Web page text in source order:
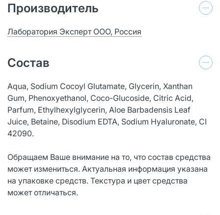
Производитель
Лаборатория Эксперт ООО, Россия
Состав
Aqua, Sodium Cocoyl Glutamate, Glycerin, Xanthan
Gum, Phenoxyethanol, Coco-Glucoside, Citric Acid,
Parfum, Ethylhexylglycerin, Aloe Barbadensis Leaf
Juice, Betaine, Disodium EDTA, Sodium Hyaluronate, CI
42090.
Обращаем Ваше внимание на то, что состав средства
может измениться. Актуальная информация указана
на упаковке средств. Текстура и цвет средства
может отличаться.